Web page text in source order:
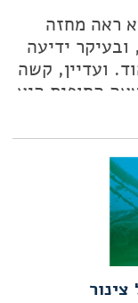
ראה מחזה
ידיעה
ועדיין, קשה
הסופית היא